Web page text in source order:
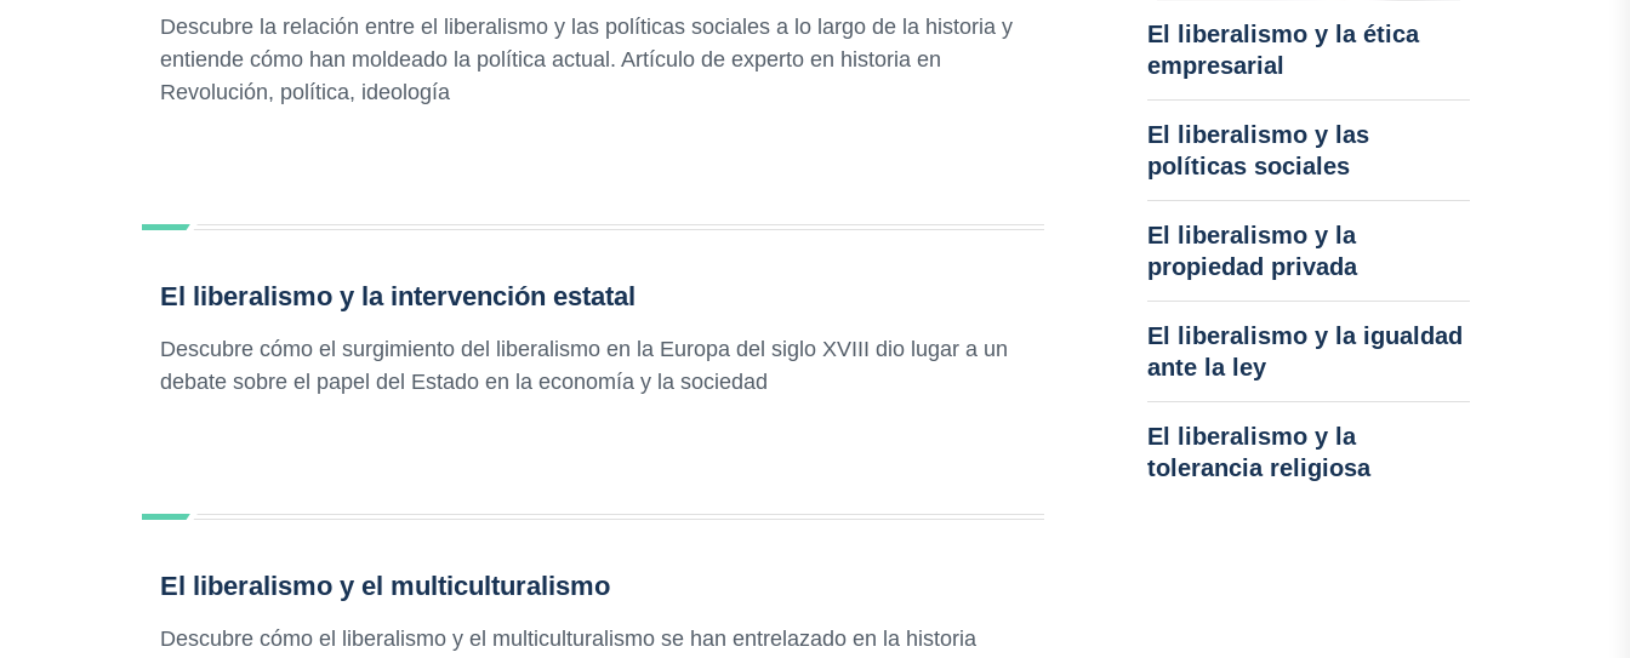
Descubre la relación entre el liberalismo y las políticas sociales a lo largo de la historia y
entiende cómo han moldeado la política actual. Artículo de experto en historia en
Revolución, política, ideología
El liberalismo y la intervención estatal
Descubre cómo el surgimiento del liberalismo en la Europa del siglo XVIII dio lugar a un
debate sobre el papel del Estado en la economía y la sociedad
El liberalismo y el multiculturalismo
Descubre cómo el liberalismo y el multiculturalismo se han entrelazado en la historia
El liberalismo y la ética
empresarial
El liberalismo y las
políticas sociales
El liberalismo y la
propiedad privada
El liberalismo y la igualdad
ante la ley
El liberalismo y la
tolerancia religiosa